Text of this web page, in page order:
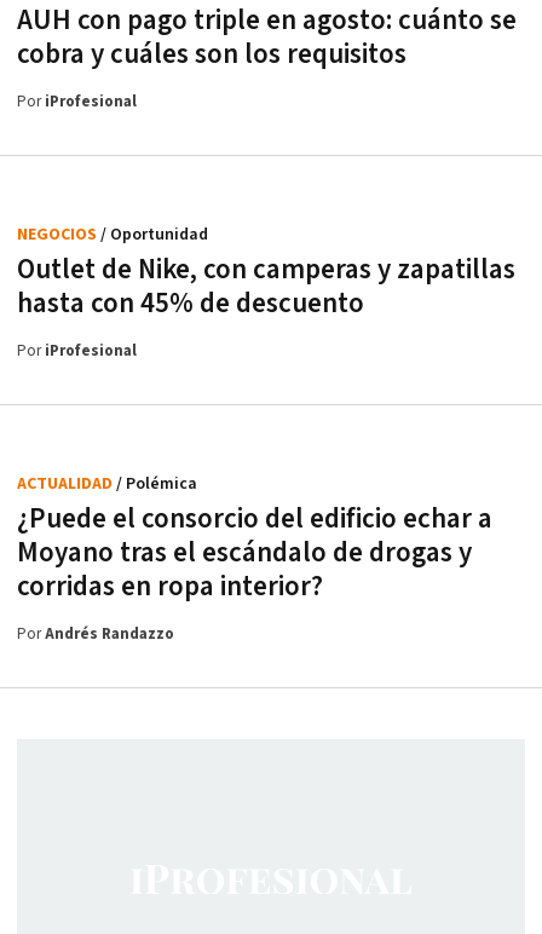
AUH con pago triple en agosto: cuánto se
cobra y cuáles son los requisitos
PoriProfesional
Outlet de Nike, con camperas y zapatillas
hasta con 45% de descuento
NEGOCIOS / Oportunidad
PoriProfesional
¿Puede el consorcio del edificio echar a
Moyano tras el escándalo de drogas y
corridas en ropa interior?
ACTUALIDAD / Polémica
PorAndrés Randazzo